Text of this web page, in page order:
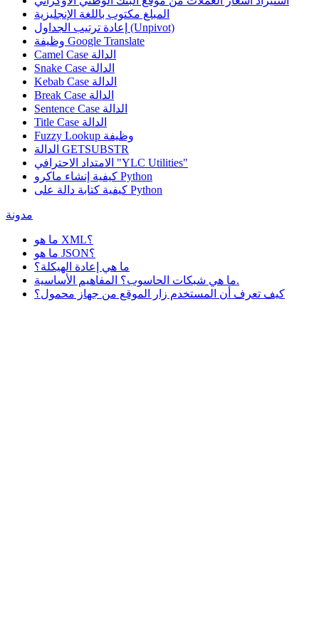
المبلغ مكتوب باللغة الإنجليزية
إعادة ترتيب الجداول (Unpivot)
Google Translate
Camel Case الدالة
Snake Case الدالة
Kebab Case الدالة
Break Case الدالة
Sentence Case الدالة
Title Case الدالة
Fuzzy Lookup وظيفة
الدالة GETSUBSTR
الامتداد الاحترافي "YLC Utilities"
كيفية إنشاء ماكرو Python
كيفية كتابة دالة على Python
مدونة
ما هو XML؟
ما هو JSON؟
ما هي إعادة الهيكلة؟
ما هي شبكات الحاسوب؟ المفاهيم الأساسية.
كيف تعرف أن المستخدم زار الموقع من جهاز محمول؟